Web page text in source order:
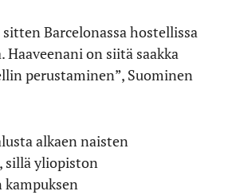
Barcelonassa hostellissa
on siitä saakka
perustaminen”, Suominen
alkaen naisten
sillä yliopiston
kampuksen